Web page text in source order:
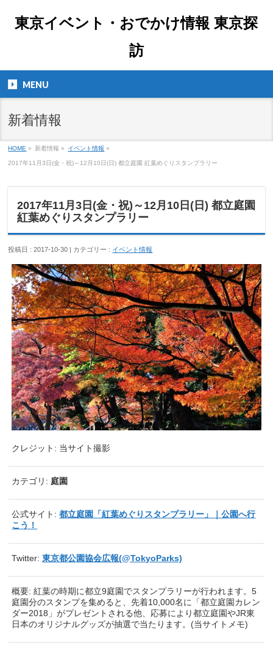
東京イベント・おでかけ情報 東京探
訪
MENU
新着情報
HOME » 新着情報 » イベント情報 »
2017年11月3日(金・祝)～12月10日(日) 都立庭園 紅葉めぐりスタンプラリー
2017年11月3日(金・祝)～12月10日(日) 都立庭園
紅葉めぐりスタンプラリー
投稿日 : 2017-10-30 | カテゴリー : イベント情報
クレジット: 当サイト撮影
カテゴリ: 庭園
公式サイト:都立庭園「紅葉めぐりスタンプラリー」｜公園へ行
こう！
Twitter:東京都公園協会広報(@TokyoParks)
概要: 紅葉の時期に都立9庭園でスタンプラリーが行われます。5
庭園分のスタンプを集めると、先着10,000名に「都立庭園カレン
ダー2018」がプレゼントされる他、応募により都立庭園やJR東
日本のオリジナルグッズが抽選で当たります。(当サイトメモ)